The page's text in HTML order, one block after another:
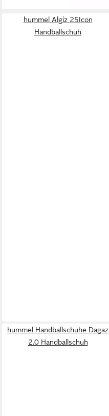
hummel Algiz 25Icon
Handballschuh
hummel Handballschuhe Dagaz
2.0 Handballschuh